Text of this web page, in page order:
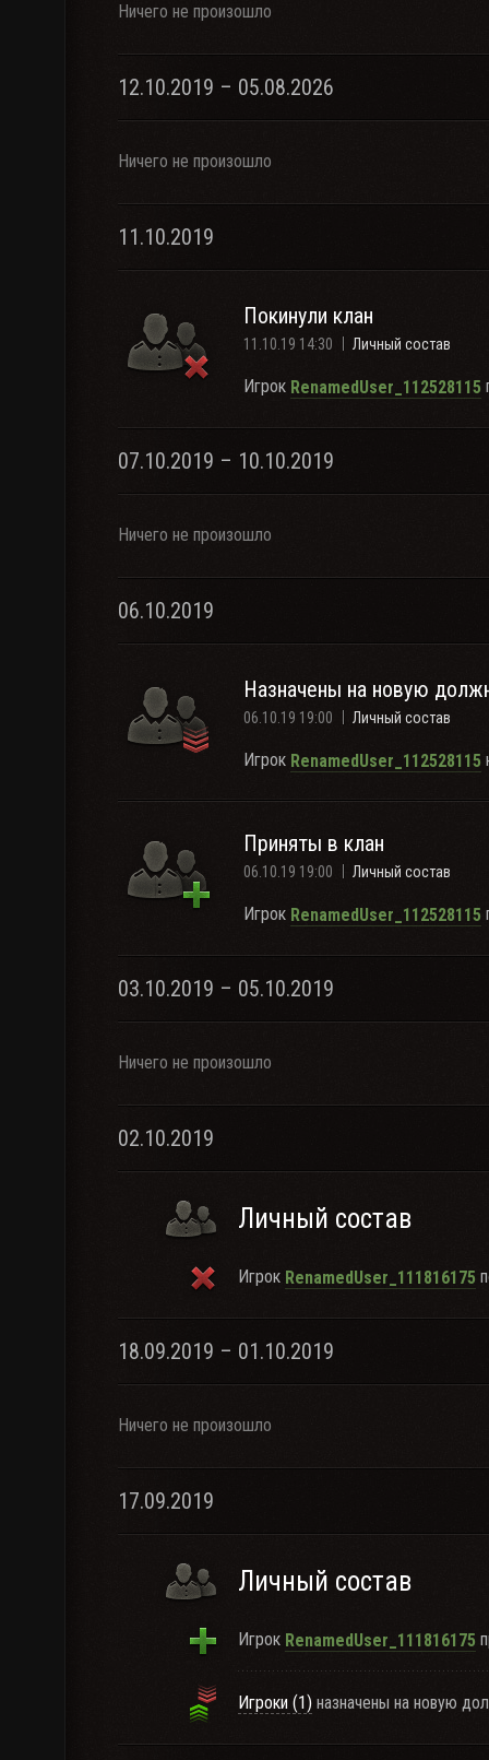
Ничего не произошло
12.10.2019 – 05.08.2026
Ничего не произошло
11.10.2019
Покинули клан
11.10.19 14:30 Личный состав
Игрок RenamedUser_112528115
07.10.2019 – 10.10.2019
Ничего не произошло
06.10.2019
Назначены на новую
06.10.19 19:00 Личный состав
Игрок RenamedUser_112528115
Приняты в клан
06.10.19 19:00 Личный состав
Игрок RenamedUser_112528115
03.10.2019 – 05.10.2019
Ничего не произошло
02.10.2019
Личный состав
Игрок RenamedUser_111816175
18.09.2019 – 01.10.2019
Ничего не произошло
17.09.2019
Личный состав
Игрок RenamedUser_111816175
Игроки (1) назначены на новую